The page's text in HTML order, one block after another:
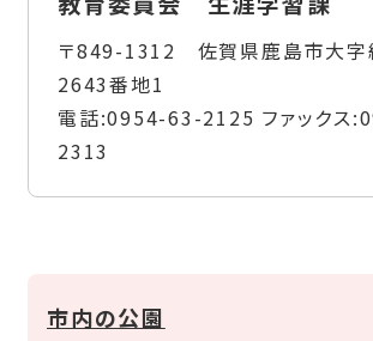
〒849-1312 佐賀県鹿島市大字
2643番地1
電話:0954-63-2125 ファックス:
2313
市内の公園